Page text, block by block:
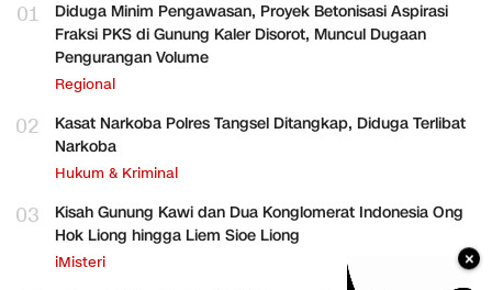
01
Diduga Minim Pengawasan, Proyek Betonisasi Aspirasi
Fraksi PKS di Gunung Kaler Disorot, Muncul Dugaan
Pengurangan Volume
Regional
02
Kasat Narkoba Polres Tangsel Ditangkap, Diduga Terlibat
Narkoba
Hukum & Kriminal
03
Kisah Gunung Kawi dan Dua Konglomerat Indonesia Ong
Hok Liong hingga Liem Sioe Liong
iMisteri ×